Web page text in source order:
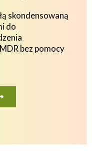
skondensowaną
do
bez pomocy